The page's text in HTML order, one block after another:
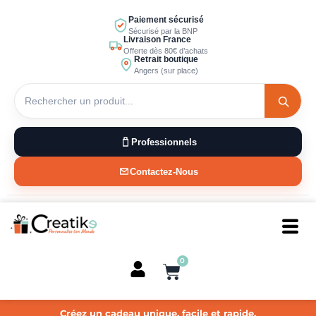
Paiement sécurisé
Sécurisé par la BNP
Livraison France
Offerte dès 80€ d’achats
Retrait boutique
Angers (sur place)
Professionnels
Contactez-Nous
0
Panier
Créez un cadeau unique, facile et rapide.